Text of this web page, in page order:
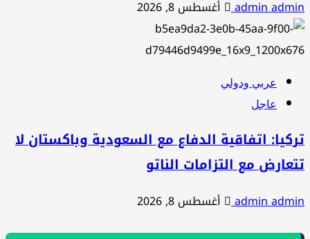
admin أغسطس 8, 2026
عربي ودولي
عاجل
اتفاقية الدفاع مع السعودية وباكستان لا
مع التزامات الناتو
admin أغسطس 8, 2026